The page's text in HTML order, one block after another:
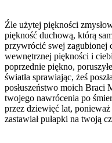
Źle użytej piękności
piękność duchową, którą
przywrócić swej zagubionej
wewnętrznej piękności i
poprzednie piękno,
światła sprawiając, żeś
posłuszeństwo moich Braci
twojego nawrócenia po
przez dziewięć lat, ponieważ
zastawiał pułapki na twoją